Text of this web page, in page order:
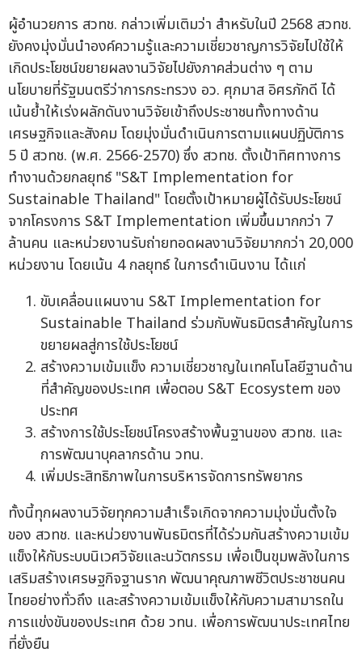
ผู้อำนวยการ สวทช. กล่าวเพิ่มเติมว่า สำหรับในปี 2568 สวทช.
ยังคงมุ่งมั่นนำองค์ความรู้และความเชี่ยวชาญการวิจัยไปใช้ให้
เกิดประโยชน์ขยายผลงานวิจัยไปยังภาคส่วนต่าง ๆ ตาม
นโยบายที่รัฐมนตรีว่าการกระทรวง อว. ศุภมาส อิศรภักดี ได้
เน้นย้ำให้เร่งผลักดันงานวิจัยเข้าถึงประชาชนทั้งทางด้าน
เศรษฐกิจและสังคม โดยมุ่งมั่นดำเนินการตามแผนปฏิบัติการ
5 ปี สวทช. (พ.ศ. 2566-2570) ซึ่ง สวทช. ตั้งเป้าทิศทางการ
ทำงานด้วยกลยุทธ์ "S&T Implementation for
Sustainable Thailand" โดยตั้งเป้าหมายผู้ได้รับประโยชน์
จากโครงการ S&T Implementation เพิ่มขึ้นมากกว่า 7
ล้านคน และหน่วยงานรับถ่ายทอดผลงานวิจัยมากกว่า 20,000
หน่วยงาน โดยเน้น 4 กลยุทธ์ ในการดำเนินงาน ได้แก่
ขับเคลื่อนแผนงาน S&T Implementation for
Sustainable Thailand ร่วมกับพันธมิตรสำคัญในการ
ขยายผลสู่การใช้ประโยชน์
สร้างความเข้มแข็ง ความเชี่ยวชาญในเทคโนโลยีฐานด้าน
ที่สำคัญของประเทศ เพื่อตอบ S&T Ecosystem ของ
ประทศ
สร้างการใช้ประโยชน์โครงสร้างพื้นฐานของ สวทช. และ
การพัฒนาบุคลากรด้าน วทน.
เพิ่มประสิทธิภาพในการบริหารจัดการทรัพยากร
ทั้งนี้ทุกผลงานวิจัยทุกความสำเร็จเกิดจากความมุ่งมั่นตั้งใจ
ของ สวทช. และหน่วยงานพันธมิตรที่ได้ร่วมกันสร้างความเข้ม
แข็งให้กับระบบนิเวศวิจัยและนวัตกรรม เพื่อเป็นขุมพลังในการ
เสริมสร้างเศรษฐกิจฐานราก พัฒนาคุณภาพชีวิตประชาชนคน
ไทยอย่างทั่วถึง และสร้างความเข้มแข็งให้กับความสามารถใน
การแข่งขันของประเทศ ด้วย วทน. เพื่อการพัฒนาประเทศไทย
ที่ยั่งยืน